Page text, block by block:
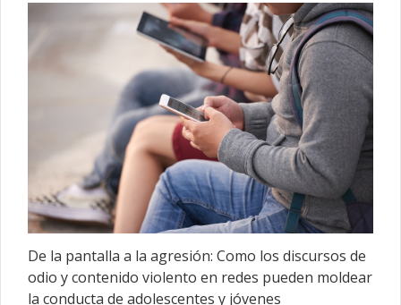
De la pantalla a la agresión: Como los discursos de
odio y contenido violento en redes pueden moldear
la conducta de adolescentes y jóvenes